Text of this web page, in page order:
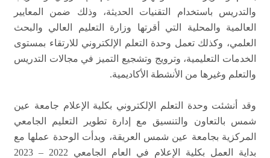
والتدريس باستخدام التقنيات الحديثة، وذلك ضمن المعايير
العالمية والمحلية التي أقرتها وزارة التعليم العالي والبحث
العلمي، وكذلك تعمل وحدة التعلم الإلكتروني للارتقاء بمستوى
الخدمات التعليمية، وترويج وتشجيع التميز في مجالات التدريس
والتعلم وغيرها من الأنشطة الأكاديمية.
وقد أنشئت وحدة التعلم الإلكتروني بكلية الإعلام جامعة عين
شمس بالتعاون والتنسيق مع إدارة تطوير التعليم الجامعي
المركزية بجامعة عين شمس العريقة، وبدأت الوحدة عملها مع
بداية العمل بكلية الإعلام في العام الجامعي 2022 – 2023